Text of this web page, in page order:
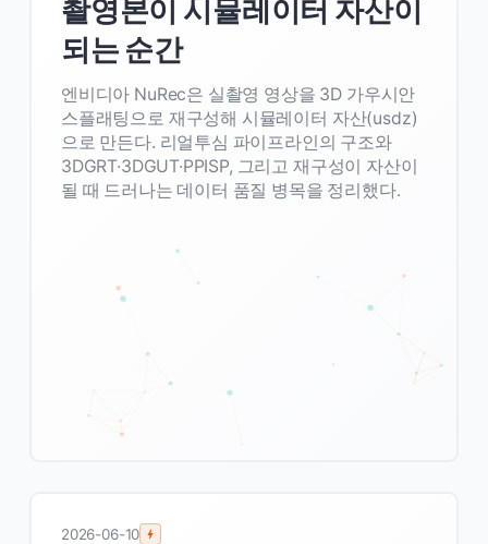
촬영본이 시뮬레이터 자산이
되는 순간
엔비디아 NuRec은 실촬영 영상을 3D 가우시안
스플래팅으로 재구성해 시뮬레이터 자산(usdz)
으로 만든다. 리얼투심 파이프라인의 구조와
3DGRT·3DGUT·PPISP, 그리고 재구성이 자산이
될 때 드러나는 데이터 품질 병목을 정리했다.
2026-06-10